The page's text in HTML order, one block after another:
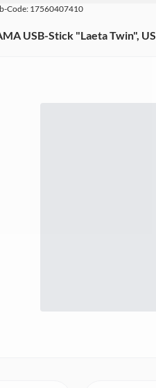
Code: 17560407410
USB-Stick "Laeta Twin",